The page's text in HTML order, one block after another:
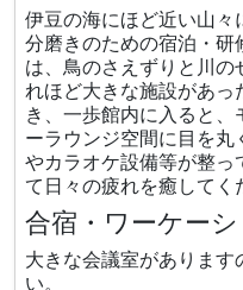
伊豆の海にほど近い山々
分磨きのための宿泊・
は、鳥のさえずりと川
れほど大きな施設があ
き、一歩館内に入ると
ーラウンジ空間に目を丸
やカラオケ設備等が整
て日々の疲れを癒してく
合宿・ワーケー
大きな会議室があります
い。